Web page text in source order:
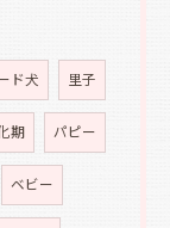
ド犬 里子
期 パピー
ベビー